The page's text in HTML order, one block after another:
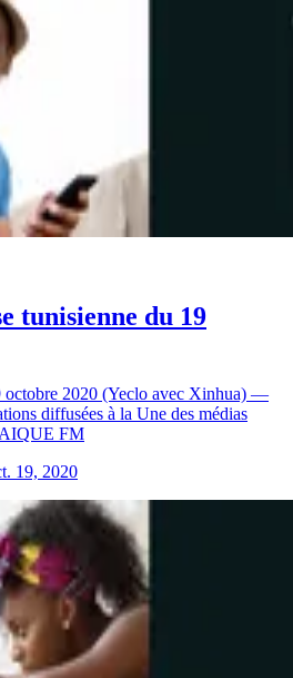
tunisienne du 19
2020 (Yeclo avec Xinhua) —
diffusées à la Une des médias
FM
19, 2020